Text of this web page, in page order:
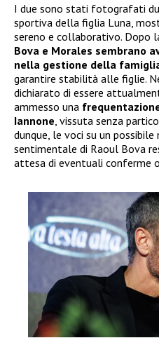
I due sono stati fotografati
sportiva della figlia Luna,
sereno e collaborativo. Dopo
Bova e Morales sembrano
nella gestione della
garantire stabilità alle figlie.
dichiarato di essere
ammesso una
Iannone , vissuta senza
dunque, le voci su un
sentimentale di Raoul Bova
attesa di eventuali conferme